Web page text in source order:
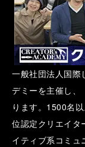
一般社団法人国際
デミーを主催し、
ります。1500名
位認定クリエイタ
イティブ系コミュ